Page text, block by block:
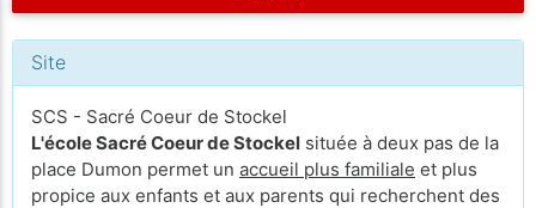
Site
SCS - Sacré Coeur de Stockel
L'école Sacré Coeur de Stockel située à deux pas de la
place Dumon permet un accueil plus familiale et plus
propice aux enfants et aux parents qui recherchent des